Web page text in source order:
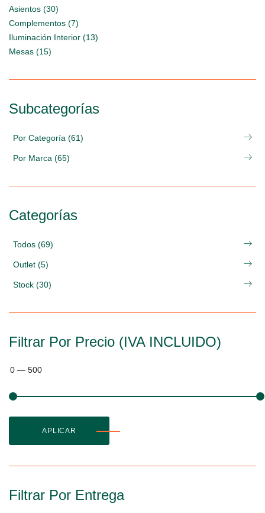
Asientos (30)
Complementos (7)
Iluminación Interior (13)
Mesas (15)
Subcategorías
Por Categoría (61)
Por Marca (65)
Categorías
Todos (69)
Outlet (5)
Stock (30)
Filtrar Por Precio (IVA INCLUIDO)
0 — 500
APLICAR
Filtrar Por Entrega